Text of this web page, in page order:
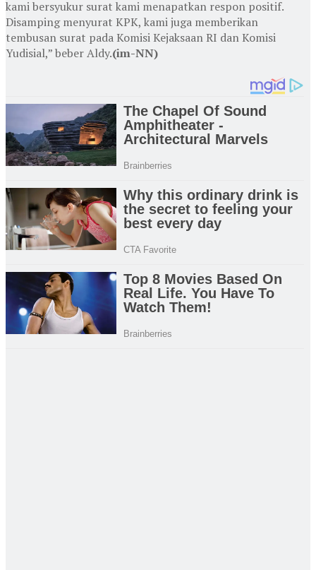
kami bersyukur surat kami menapatkan respon positif.
Disamping menyurat KPK, kami juga memberikan
tembusan surat pada Komisi Kejaksaan RI dan Komisi
Yudisial,” beber Aldy.(im-NN)